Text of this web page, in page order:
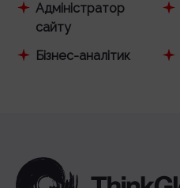
Адміністратор
сайту
Бізнес-аналітик